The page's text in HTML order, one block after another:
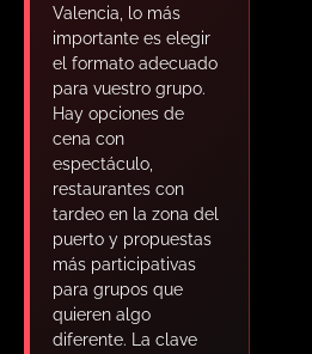
Valencia, lo más
importante es elegir
el formato adecuado
para vuestro grupo.
Hay opciones de
cena con
espectáculo,
restaurantes con
tardeo en la zona del
puerto y propuestas
más participativas
para grupos que
quieren algo
diferente. La clave